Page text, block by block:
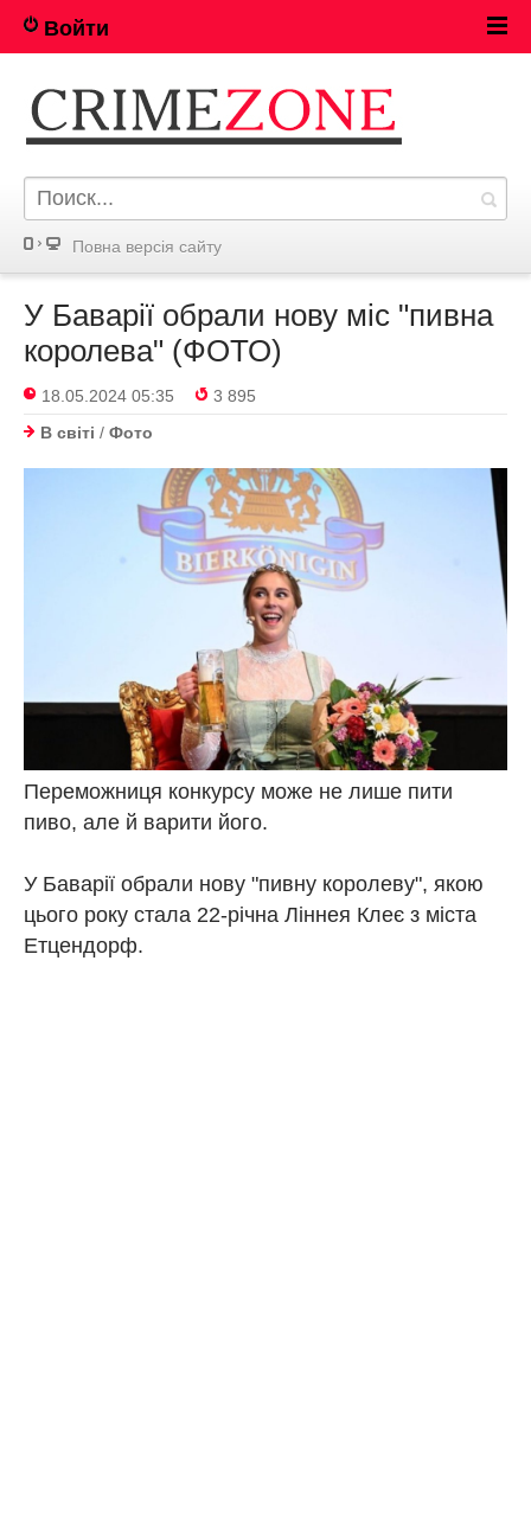
Войти
Повна версія сайту
У Баварії обрали нову міс "пивна
королева" (ФОТО)
18.05.2024 05:35
3 895
В світі / Фото
Переможниця конкурсу може не лише пити
пиво, але й варити його.
У Баварії обрали нову "пивну королеву", якою
цього року стала 22-річна Ліннея Клеє з міста
Етцендорф.